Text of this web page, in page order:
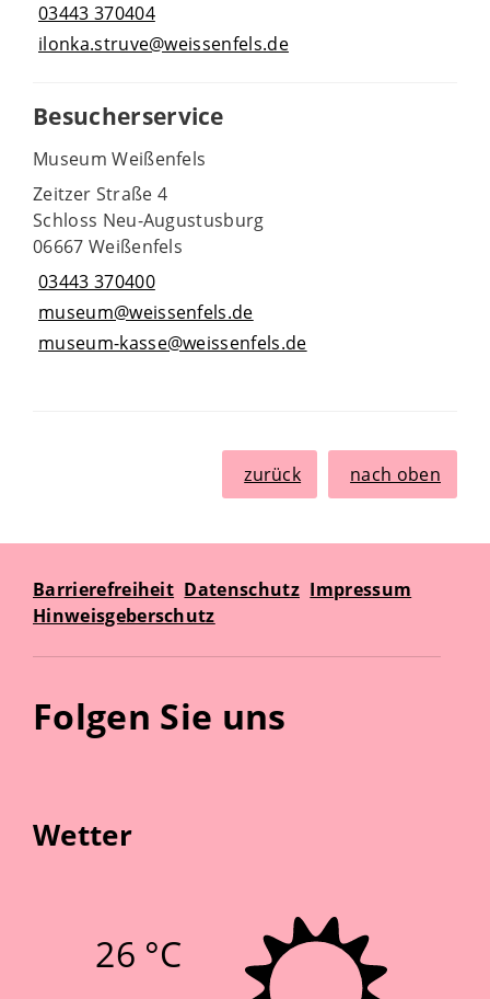
03443 370404
ilonka.struve@weissenfels.de
Besucherservice
Museum Weißenfels
Zeitzer Straße 4
Schloss Neu-Augustusburg
06667 Weißenfels
03443 370400
museum@weissenfels.de
museum-kasse@weissenfels.de
zurück nach oben
Barrierefreiheit Datenschutz Impressum
Hinweisgeberschutz
Folgen Sie uns
Wetter
26 °C